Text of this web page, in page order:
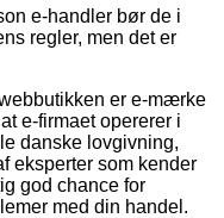
e-handler bør de i
regler, men det er
er e-mærke
e-firmaet opererer i
danske lovgivning,
eksperter som kender
god chance for
med din handel.